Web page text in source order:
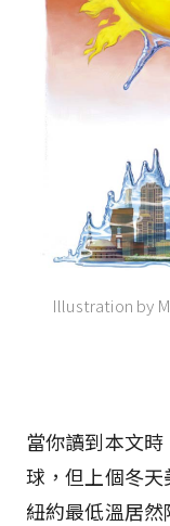
Illustration by
當你讀到本文
球，但上個冬天
紐約最低溫居